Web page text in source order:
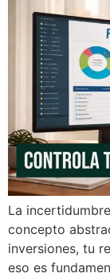
La
concepto
inversiones, tu
eso es